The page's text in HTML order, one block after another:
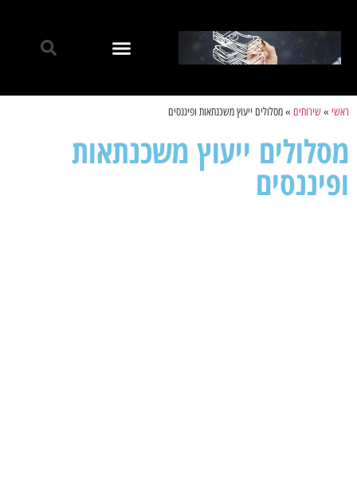
ראשי »שירותים »מסלולים ייעוץ משכנתאות ופיננסים
מסלולים ייעוץ משכנתאות
ופיננסים